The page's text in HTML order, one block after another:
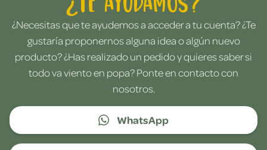
¿Necesitas que te ayudemos a acceder a tu cuenta? ¿Te
gustaría proponernos alguna idea o algún nuevo
producto? ¿Has realizado un pedido y quieres saber si
todo va viento en popa? Ponte en contacto con
nosotros.
WhatsApp